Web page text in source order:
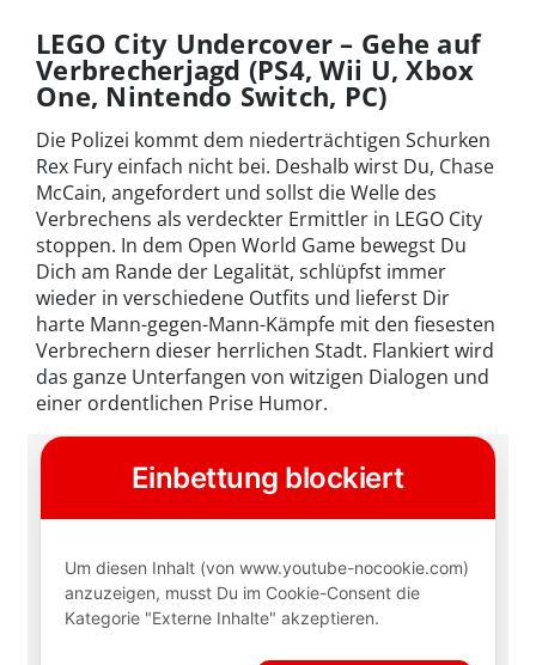
LEGO City Undercover – Gehe auf
Verbrecherjagd (PS4, Wii U, Xbox
One, Nintendo Switch, PC)
Die Polizei kommt dem niederträchtigen Schurken
Rex Fury einfach nicht bei. Deshalb wirst Du, Chase
McCain, angefordert und sollst die Welle des
Verbrechens als verdeckter Ermittler in LEGO City
stoppen. In dem Open World Game bewegst Du
Dich am Rande der Legalität, schlüpfst immer
wieder in verschiedene Outfits und lieferst Dir
harte Mann-gegen-Mann-Kämpfe mit den fiesesten
Verbrechern dieser herrlichen Stadt. Flankiert wird
das ganze Unterfangen von witzigen Dialogen und
einer ordentlichen Prise Humor.